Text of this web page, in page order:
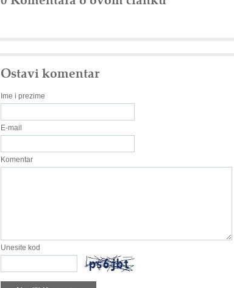
Ostavi komentar
Ime i prezime
E-mail
Komentar
Unesite kod